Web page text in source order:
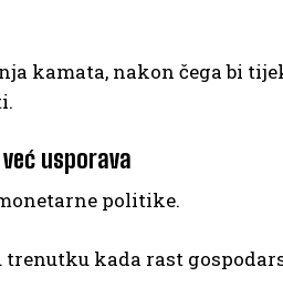
kamata, nakon čega bi
usporava
politike.
trenutku kada rast